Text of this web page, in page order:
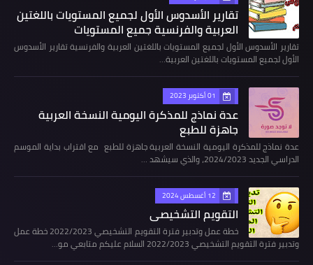
تقارير الأسدوس الأول لجميع المستويات باللغتين
العربية والفرنسية جميع المستويات
تقارير الأسدوس الأول لجميع المستويات باللغتين العربية والفرنسية تقارير الأسدوس
الأول لجميع المستويات باللغتين العربية…
01 أكتوبر 2023
عدة نماذج للمذكرة اليومية النسخة العربية
جاهزة للطبع
عدة نماذج للمذكرة اليومية النسخة العربية جاهزة للطبع مع اقتراب بداية الموسم
الدراسي الجديد 2024/2023، والذي سيشهد …
12 أغسطس 2024
التقويم التشخيصي
خطة عمل وتدبير فترة التقويم التشخيصي 2022/2023 خطة عمل
وتدبير فترة التقويم التشخيصي 2022/2023 السلام عليكم متابعي مو…